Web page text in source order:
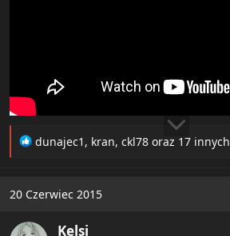
R
t
o
dunajec1 , kran, ckl78 oraz 17 innych
20 Czerwiec 2015
Kelsi